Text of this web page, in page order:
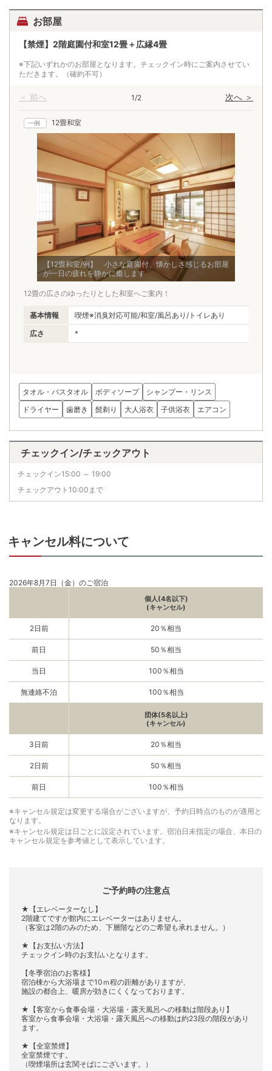
お部屋
【禁煙】2階庭園付和室12畳＋広縁4畳
※下記いずれかのお部屋となります。チェックイン時にご案内させてい
ただきます。（確約不可）
＜ 前へ 1/2 次へ ＞
一例 12畳和室
【12畳和室/例】 小さな庭園付、懐かしさ感じるお部屋
が一日の疲れを静かに癒します
12畳の広さのゆったりとした和室へご案内！
基本情報
喫煙※消臭対応可能/和室/風呂あり/トイレあり
広さ
*
タオル・バスタオル ボディソープ
シャンプー・リンス
ドライヤー
歯磨き 髭剃り 大人浴衣 子供浴衣 エアコン
チェックイン/チェックアウト
チェックイン15:00 ～ 19:00
チェックアウト10:00まで
キャンセル料について
2026年8月7日（金）のご宿泊
個人(4名以下)
(キャンセル)
2日前 20％相当
前日 50％相当
当日 100％相当
無連絡不泊 100％相当
団体(5名以上)
(キャンセル)
3日前 20％相当
2日前 50％相当
前日 100％相当
※キャンセル規定は変更する場合がございますが、予約日時点のものが適用と
なります。
※キャンセル規定は日ごとに設定されています。宿泊日未指定の場合、本日の
キャンセル規定を参考値として表示しています。
ご予約時の注意点
★【エレベーターなし】
2階建てですが館内にエレベーターはありません。
（客室は2階のみのため、下層階などのご希望も承れません。）
★【お支払い方法】
チェックイン時のお支払いとなります。
【冬季宿泊のお客様】
宿泊棟から大浴場まで10ｍ程の距離がありますが、
施設の都合上、暖房が効きにくくなっております。
★【客室から食事会場・大浴場・露天風呂への移動は階段あり】
客室から食事会場・大浴場・露天風呂への移動は約23段の階段があり
ます。
★【全室禁煙】
全室禁煙です。
（喫煙場所は玄関そばにございます。）